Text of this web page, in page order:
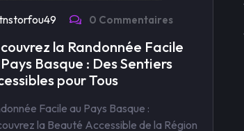
0 Commentaires
la Randonnée Facile
Basque : Des Sentiers
pour Tous
Facile au Pays Basque :
la Beauté Accessible de la Région